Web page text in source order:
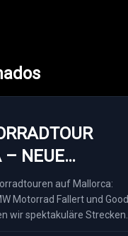
– NEUE
MIT BMW
FALLER...
auf Mallorca:
Motorrad Fallert und Good
wir spektakuläre Strecken